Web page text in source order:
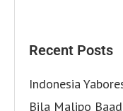
Recent Posts
Indonesia
Bila Malipo